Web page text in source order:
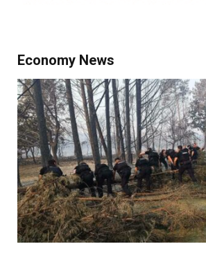
Economy News